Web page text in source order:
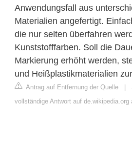
Anwendungsfall aus
Materialien angefertigt.
die nur selten überfahren
Kunststofffarben. Soll die
Markierung erhöht werden,
und Heißplastikmaterialien
Antrag auf Entfernung der Quelle |
vollständige Antwort auf de.wikipedia.org